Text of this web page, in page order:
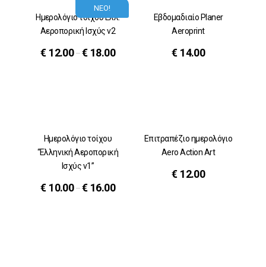
ΝΕΟ!
Ημερολόγιο τοίχου Ελλ.
Αεροπορική Ισχύς v2
€ 12.00–€ 18.00
Εβδομαδιαίο Planer
Aeroprint
€ 14.00
Ημερολόγιο τοίχου
“Ελληνική Αεροπορική
Ισχύς v1”
€ 10.00–€ 16.00
Επιτραπέζιο ημερολόγιο
Aero Action Art
€ 12.00